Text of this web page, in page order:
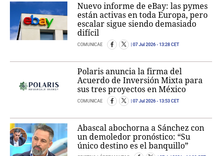
Nuevo informe de eBay: las pymes
están activas en toda Europa, pero
escalar sigue siendo demasiado
difícil
COMUNICAE 07 Jul 2026 - 13:28 CET
Polaris anuncia la firma del
Acuerdo de Inversión Mixta para
sus tres proyectos en México
COMUNICAE 07 Jul 2026 - 13:53 CET
Abascal abochorna a Sánchez con
un demoledor pronóstico: “Su
único destino es el banquillo”